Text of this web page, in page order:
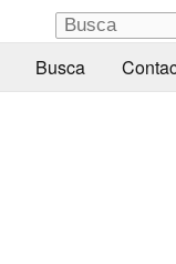
Busca